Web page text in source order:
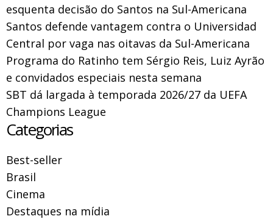
esquenta decisão do Santos na Sul-Americana
Santos defende vantagem contra o Universidad
Central por vaga nas oitavas da Sul-Americana
Programa do Ratinho tem Sérgio Reis, Luiz Ayrão
e convidados especiais nesta semana
SBT dá largada à temporada 2026/27 da UEFA
Champions League
Categorias
Best-seller
Brasil
Cinema
Destaques na mídia